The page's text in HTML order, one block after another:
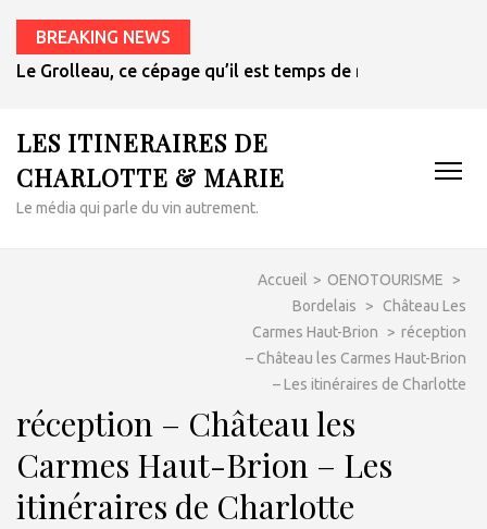
BREAKING NEWS
Le Grolleau, ce cépage qu’il est temps de redécouvrir
LES ITINERAIRES DE
CHARLOTTE & MARIE
Le média qui parle du vin autrement.
Accueil > OENOTOURISME
>
Bordelais
> Château Les
Carmes Haut-Brion
> réception
– Château les Carmes Haut-Brion
– Les itinéraires de Charlotte
réception – Château les
Carmes Haut-Brion – Les
itinéraires de Charlotte